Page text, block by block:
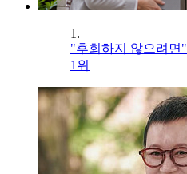
1.
"후회하지 않으려면
1위